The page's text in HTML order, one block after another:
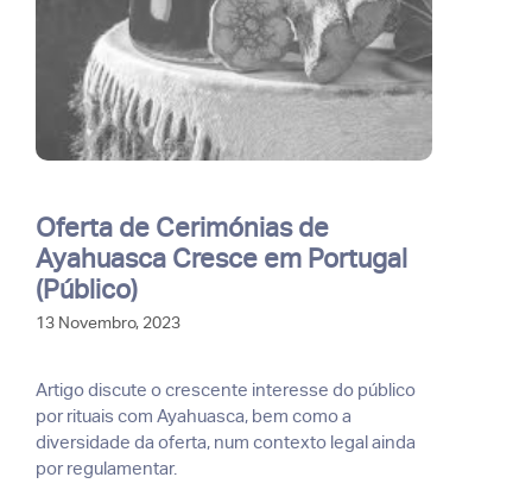
Oferta de Cerimónias de
Ayahuasca Cresce em Portugal
(Público)
13 Novembro, 2023
Artigo discute o crescente interesse do público
por rituais com Ayahuasca, bem como a
diversidade da oferta, num contexto legal ainda
por regulamentar.